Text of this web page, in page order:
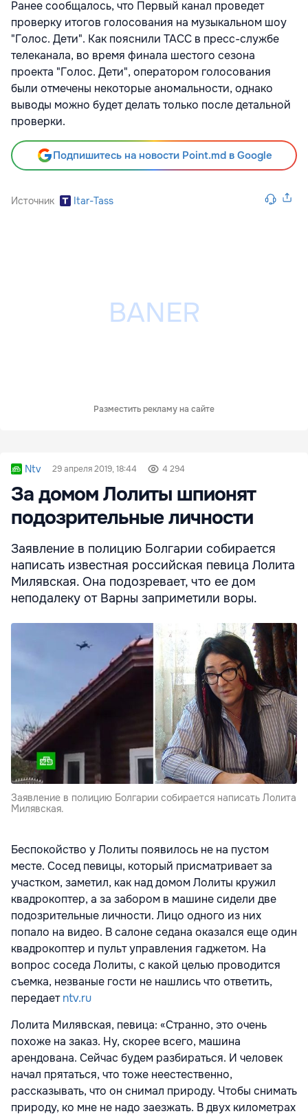
Ранее сообщалось, что Первый канал проведет
проверку итогов голосования на музыкальном шоу
"Голос. Дети". Как пояснили ТАСС в пресс-службе
телеканала, во время финала шестого сезона
проекта "Голос. Дети", оператором голосования
были отмечены некоторые аномальности, однако
выводы можно будет делать только после детальной
проверки.
Подпишитесь на новости Point.md в Google
Источник Itar-Tass
Разместить рекламу на сайте
Ntv 29 апреля 2019, 18:44 4 294
За домом Лолиты шпионят
подозрительные личности
Заявление в полицию Болгарии собирается
написать известная российская певица Лолита
Милявская. Она подозревает, что ее дом
неподалеку от Варны заприметили воры.
Заявление в полицию Болгарии собирается написать Лолита
Милявская.
Беспокойство у Лолиты появилось не на пустом
месте. Сосед певицы, который присматривает за
участком, заметил, как над домом Лолиты кружил
квадрокоптер, а за забором в машине сидели две
подозрительные личности. Лицо одного из них
попало на видео. В салоне седана оказался еще один
квадрокоптер и пульт управления гаджетом. На
вопрос соседа Лолиты, с какой целью проводится
съемка, незваные гости не нашлись что ответить,
передаетntv.ru
Лолита Милявская, певица: «Странно, это очень
похоже на заказ. Ну, скорее всего, машина
арендована. Сейчас будем разбираться. И человек
начал прятаться, что тоже неестественно,
рассказывать, что он снимал природу. Чтобы снимать
природу, ко мне не надо заезжать. В двух километрах